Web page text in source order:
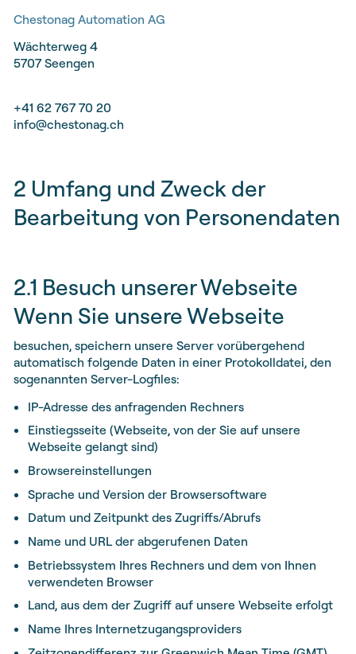
Chestonag Automation AG
Wächterweg 4
5707 Seengen
+41 62 767 70 20
info@chestonag.ch
2 Umfang und Zweck der
Bearbeitung von Personendaten
2.1 Besuch unserer Webseite
Wenn Sie unsere Webseite
besuchen, speichern unsere Server vorübergehend
automatisch folgende Daten in einer Protokolldatei, den
sogenannten Server-Logfiles:
IP-Adresse des anfragenden Rechners
Einstiegsseite (Webseite, von der Sie auf unsere
Webseite gelangt sind)
Browsereinstellungen
Sprache und Version der Browsersoftware
Datum und Zeitpunkt des Zugriffs/Abrufs
Name und URL der abgerufenen Daten
Betriebssystem Ihres Rechners und dem von Ihnen
verwendeten Browser
Land, aus dem der Zugriff auf unsere Webseite erfolgt
Name Ihres Internetzugangsproviders